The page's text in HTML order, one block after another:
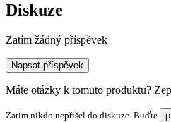
Diskuze
Zatím žádný příspěvek
Napsat příspěvek
Máte otázky k tomuto produktu?
Zatím nikdo nepřišel do diskuze. Buďte